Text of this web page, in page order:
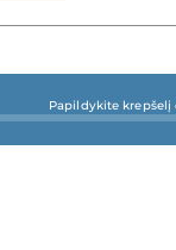
Papildykite